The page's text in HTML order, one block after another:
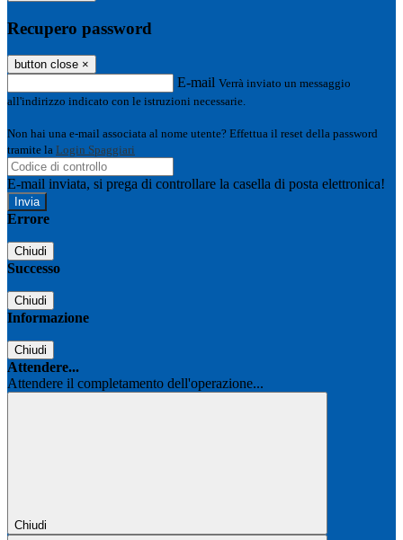
Recupero password
button close ×
E-mail Verrà inviato un messaggio
all'indirizzo indicato con le istruzioni necessarie.
Non hai una e-mail associata al nome utente? Effettua il reset della password
tramite la Login Spaggiari
E-mail inviata, si prega di controllare la casella di posta elettronica!
Errore
Chiudi
Successo
Chiudi
Informazione
Chiudi
Attendere...
Attendere il completamento dell'operazione...
Chiudi